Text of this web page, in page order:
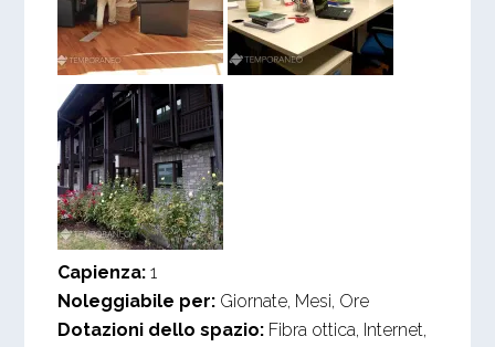
Capienza: 1
Noleggiabile per: Giornate, Mesi, Ore
Dotazioni dello spazio: Fibra ottica, Internet,